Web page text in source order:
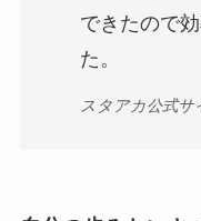
できたので
た。
スタアカ公式サ